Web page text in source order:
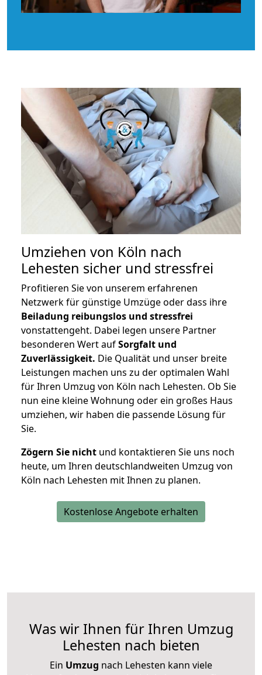
Umziehen von Köln nach
Lehesten sicher und stressfrei
Profitieren Sie von unserem erfahrenen
Netzwerk für günstige Umzüge oder dass ihre
Beiladung reibungslos und stressfrei
vonstattengeht. Dabei legen unsere Partner
besonderen Wert aufSorgfalt und
Zuverlässigkeit. Die Qualität und unser breite
Leistungen machen uns zu der optimalen Wahl
für Ihren Umzug von Köln nach Lehesten. Ob Sie
nun eine kleine Wohnung oder ein großes Haus
umziehen, wir haben die passende Lösung für
Sie.
Zögern Sie nicht und kontaktieren Sie uns noch
heute, um Ihren deutschlandweiten Umzug von
Köln nach Lehesten mit Ihnen zu planen.
Kostenlose Angebote erhalten
Was wir Ihnen für Ihren Umzug
Lehesten nach bieten
Ein Umzug nach Lehesten kann viele